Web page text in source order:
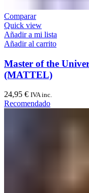
Comparar
Quick view
Añadir a mi lista
Añadir al carrito
Master of the
(MATTEL)
24,95 € IVA inc.
Recomendado